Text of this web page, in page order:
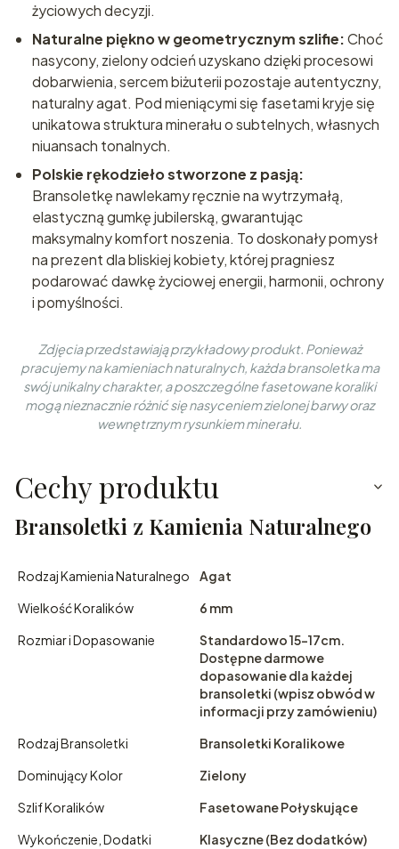
życiowych decyzji.
Naturalne piękno w geometrycznym szlifie:Choć
nasycony, zielony odcień uzyskano dzięki procesowi
dobarwienia, sercem biżuterii pozostaje autentyczny,
naturalny agat. Pod mieniącymi się fasetami kryje się
unikatowa struktura minerału o subtelnych, własnych
niuansach tonalnych.
Polskie rękodzieło stworzone z pasją:
Bransoletkę nawlekamy ręcznie na wytrzymałą,
elastyczną gumkę jubilerską, gwarantując
maksymalny komfort noszenia. To doskonały pomysł
na prezent dla bliskiej kobiety, której pragniesz
podarować dawkę życiowej energii, harmonii, ochrony
i pomyślności.
Zdjęcia przedstawiają przykładowy produkt. Ponieważ
pracujemy na kamieniach naturalnych, każda bransoletka ma
swój unikalny charakter, a poszczególne fasetowane koraliki
mogą nieznacznie różnić się nasyceniem zielonej barwy oraz
wewnętrznym rysunkiem minerału.
Cechy produktu
Bransoletki z Kamienia Naturalnego
Rodzaj Kamienia Naturalnego
Agat
Wielkość Koralików
6 mm
Rozmiar i Dopasowanie
Standardowo 15-17cm.
Dostępne darmowe
dopasowanie dla każdej
bransoletki (wpisz obwód w
informacji przy zamówieniu)
Rodzaj Bransoletki
Bransoletki Koralikowe
Dominujący Kolor
Zielony
Szlif Koralików
Fasetowane Połyskujące
Wykończenie, Dodatki
Klasyczne (Bez dodatków)